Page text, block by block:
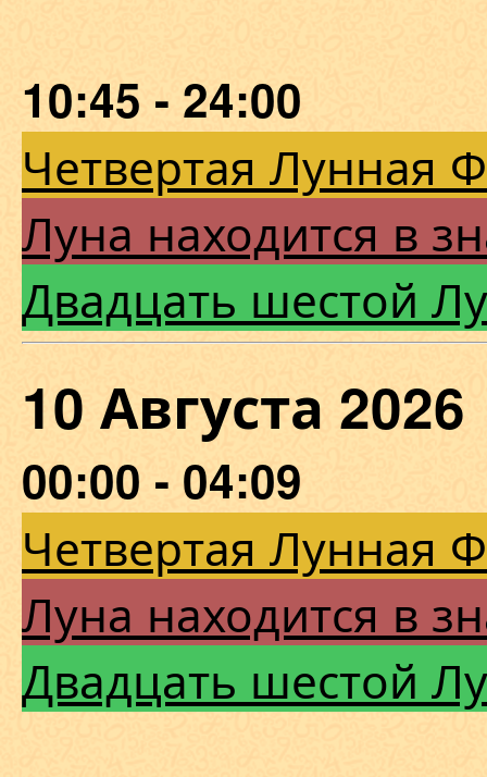
10:45 - 24:00
Четвертая Лунная
Луна находится в
Двадцать шестой
10 Августа
00:00 - 04:09
Четвертая Лунная
Луна находится в
Двадцать шестой